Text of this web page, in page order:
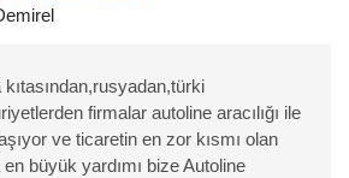
firmalar autoline aracılığı ile
ve ticaretin en zor kısmı olan
en büyük yardımı bize Autoline